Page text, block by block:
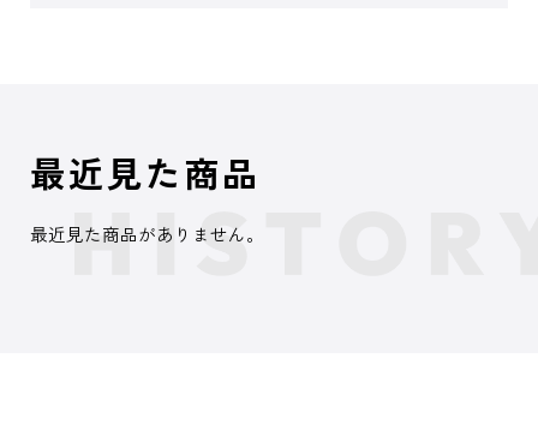
最近見た商品
最近見た商品がありません。